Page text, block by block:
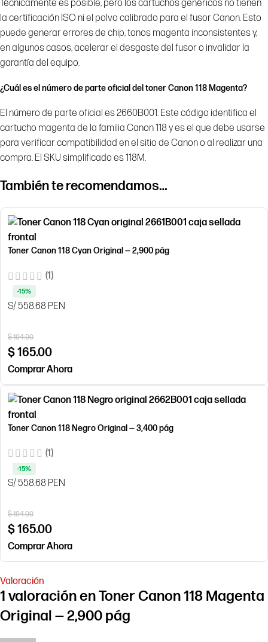
Técnicamente es posible, pero los cartuchos genéricos no tienen
la certificación ISO ni el polvo calibrado para el fusor Canon. Esto
puede generar errores de chip, tonos magenta inconsistentes y,
en algunos casos, acelerar el desgaste del fusor o invalidar la
garantía del equipo.
¿Cuál es el número de parte oficial del toner Canon 118 Magenta?
El número de parte oficial es 2660B001. Este código identifica el
cartucho magenta de la familia Canon 118 y es el que debe usarse
para verificar compatibilidad en el sitio de Canon o al realizar una
compra. El SKU simplificado es 118M.
También te recomendamos…
Toner Canon 118 Cyan Original — 2,900 pág
(1)
$194.00
$165.00
-15%
S/ 558.68 PEN
Comprar Ahora
Toner Canon 118 Negro Original — 3,400 pág
(1)
$194.00
$165.00
-15%
S/ 558.68 PEN
Comprar Ahora
Valoración
1 valoración enToner Canon 118 Magenta
Original — 2,900 pág